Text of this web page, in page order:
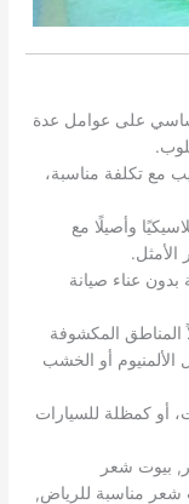
على عوامل عدة
مع تكلفة مناسبة،
وأصيلًا مع
بدون عناء صيانة
المناطق المكشوفة
أو الخشب
أو كمظلة للسيارات
بيوت شعر
شعر مناسبة للرياض,